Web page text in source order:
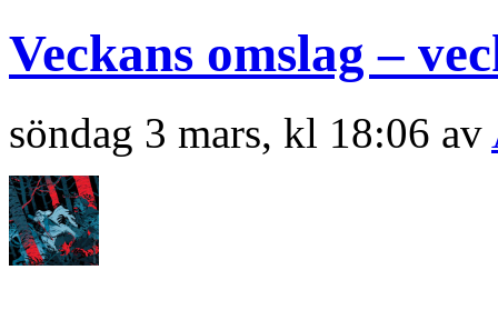
Veckans omslag –
söndag 3 mars, kl 18:06 av